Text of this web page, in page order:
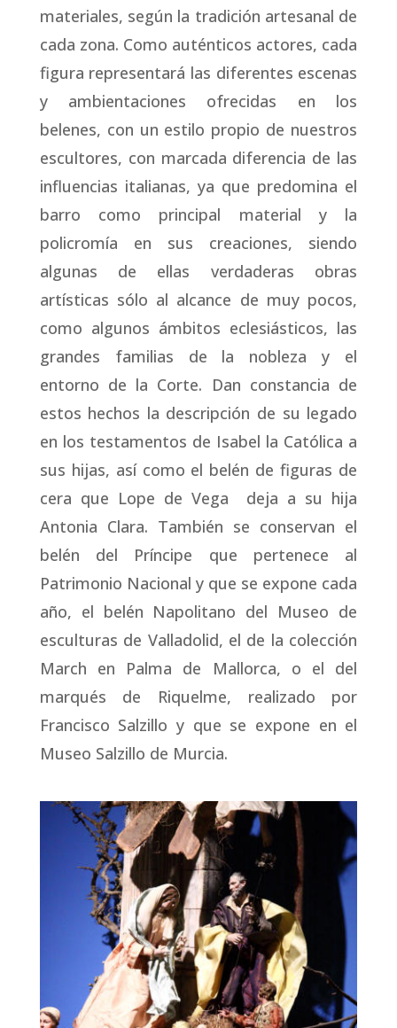
materiales, según la tradición artesanal de
cada zona. Como auténticos actores, cada
figura representará las diferentes escenas
y ambientaciones ofrecidas en los
belenes, con un estilo propio de nuestros
escultores, con marcada diferencia de las
influencias italianas, ya que predomina el
barro como principal material y la
policromía en sus creaciones, siendo
algunas de ellas verdaderas obras
artísticas sólo al alcance de muy pocos,
como algunos ámbitos eclesiásticos, las
grandes familias de la nobleza y el
entorno de la Corte. Dan constancia de
estos hechos la descripción de su legado
en los testamentos de Isabel la Católica a
sus hijas, así como el belén de figuras de
cera que Lope de Vega deja a su hija
Antonia Clara. También se conservan el
belén del Príncipe que pertenece al
Patrimonio Nacional y que se expone cada
año, el belén Napolitano del Museo de
esculturas de Valladolid, el de la colección
March en Palma de Mallorca, o el del
marqués de Riquelme, realizado por
Francisco Salzillo y que se expone en el
Museo Salzillo de Murcia.